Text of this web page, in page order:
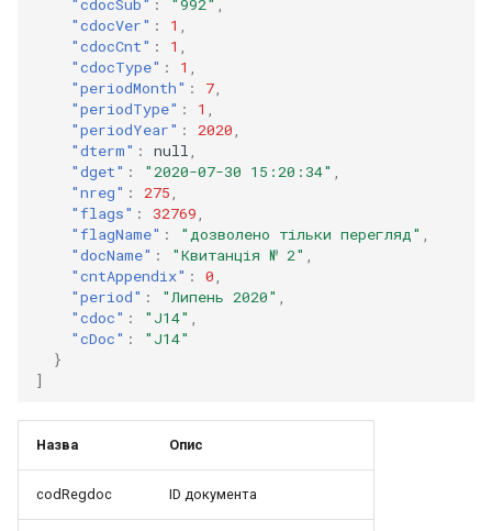
"cdocVer" : 1
"cdocCnt" : 1
"cdocType" : 1
"periodMonth" : 7
"periodType" : 1
"periodYear" : 2020
"dterm" : null
"dget" : "2020-07-30 15:20:34"
"nreg" : 275
"flags" : 32769
"flagName" : "дозволено тільки перегляд"
"docName" : "Квитанцiя № 2"
"cntAppendix" : 0
"period" : "Липень 2020"
"cdoc" : "J14"
"cDoc" :
"J14"
}
]
Назва Опис
codRegdoc ID документа